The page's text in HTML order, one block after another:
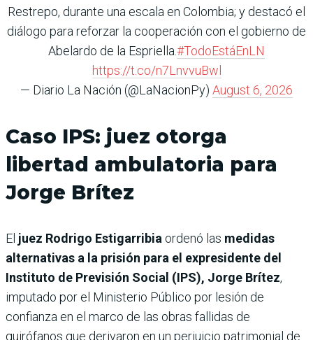
Restrepo, durante una escala en Colombia; y destacó el
diálogo para reforzar la cooperación con el gobierno de
Abelardo de la Espriella.#TodoEstáEnLN
https://t.co/n7LnvvuBwl
— Diario La Nación (@LaNacionPy) August 6, 2026
Caso IPS: juez otorga
libertad ambulatoria para
Jorge Brítez
El juez Rodrigo Estigarribia ordenó las medidas
alternativas a la prisión para el expresidente del
Instituto de Previsión Social (IPS), Jorge Brítez,
imputado por el Ministerio Público por lesión de
confianza en el marco de las obras fallidas de
quirófanos que derivaron en un perjuicio patrimonial de